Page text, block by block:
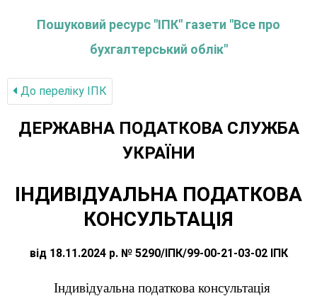
Пошуковий ресурс "ІПК" газети "Все про
бухгалтерський облік"
До переліку IПК
ДЕРЖАВНА ПОДАТКОВА СЛУЖБА
УКРАЇНИ
ІНДИВІДУАЛЬНА ПОДАТКОВА
КОНСУЛЬТАЦІЯ
від 18.11.2024 р. № 5290/ІПК/99-00-21-03-02 ІПК
Індивідуальна податкова консультація